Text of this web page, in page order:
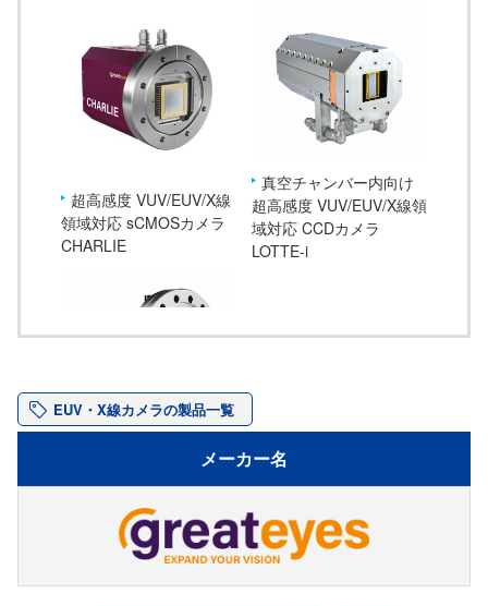
超高感度 VUV/EUV/X線
領域対応 sCMOSカメラ
CHARLIE
真空チャンバー内向け
超高感度 VUV/EUV/X線領
域対応 CCDカメラ
LOTTE-i
超高感度 VUV/EUV/X線
領域対応 CCDカメラ
EUV・X線カメラの製品一覧
メーカー名